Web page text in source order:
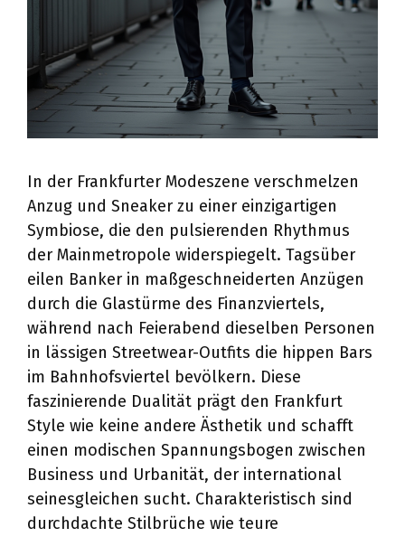
In der Frankfurter Modeszene verschmelzen
Anzug und Sneaker zu einer einzigartigen
Symbiose, die den pulsierenden Rhythmus
der Mainmetropole widerspiegelt. Tagsüber
eilen Banker in maßgeschneiderten Anzügen
durch die Glastürme des Finanzviertels,
während nach Feierabend dieselben Personen
in lässigen Streetwear-Outfits die hippen Bars
im Bahnhofsviertel bevölkern. Diese
faszinierende Dualität prägt den Frankfurt
Style wie keine andere Ästhetik und schafft
einen modischen Spannungsbogen zwischen
Business und Urbanität, der international
seinesgleichen sucht. Charakteristisch sind
durchdachte Stilbrüche wie teure